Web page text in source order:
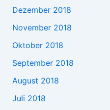
Dezember 2018
November 2018
Oktober 2018
September 2018
August 2018
Juli 2018